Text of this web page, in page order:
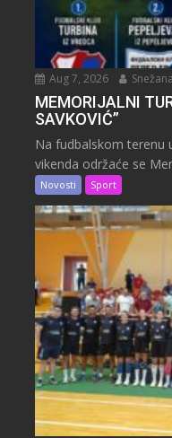
Aug 7, 2026
MEMORIJALNI
SAVKOVIĆ”
Na fudbalskom terenu
vikenda održaće se
Novosti Sport